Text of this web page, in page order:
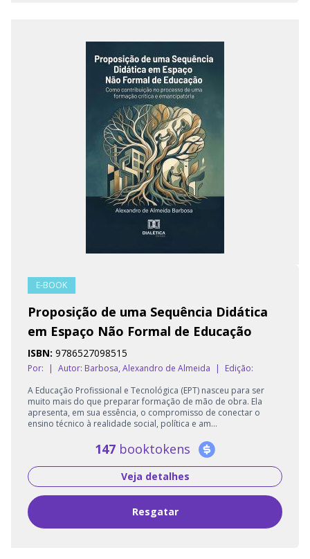
E-BOOK
Proposição de uma Sequência Didática
em Espaço Não Formal de Educação
ISBN: 9786527098515
Por: | Autor: Barbosa, Alexandro de Almeida |
Edição:
A Educação Profissional e Tecnológica (EPT) nasceu para ser
muito mais do que preparar formação de mão de obra. Ela
apresenta, em sua essência, o compromisso de conectar o
ensino técnico à realidade social, política e am...
147 booktokens
Veja detalhes
Resgatar